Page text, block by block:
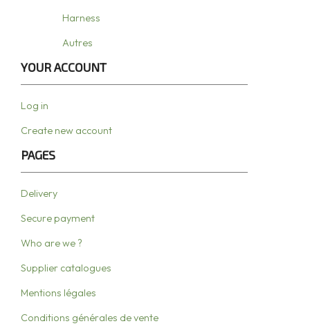
Harness
Autres
YOUR ACCOUNT
Log in
Create new account
PAGES
Delivery
Secure payment
Who are we ?
Supplier catalogues
Mentions légales
Conditions générales de vente